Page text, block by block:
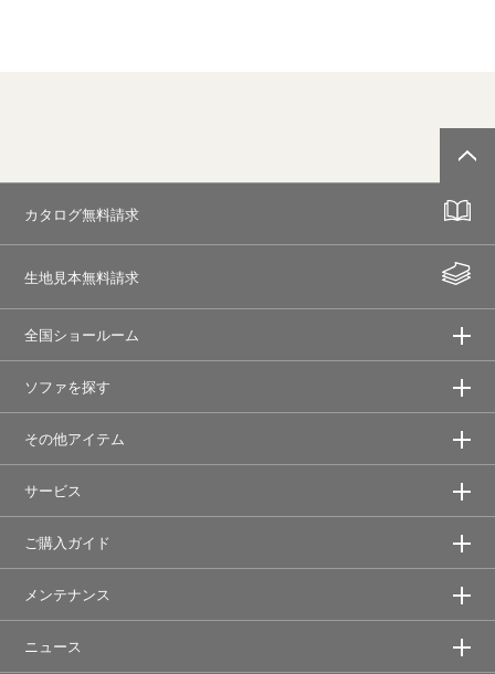
カタログ無料請求
生地見本無料請求
全国ショールーム
ソファを探す
その他アイテム
サービス
ご購入ガイド
メンテナンス
ニュース